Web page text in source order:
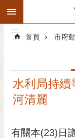
跳到主要內容區塊
搜
階
精彩府城
市府團隊
:::
:::
首頁 市府
水利局持續
河清麗
有關本(23)日